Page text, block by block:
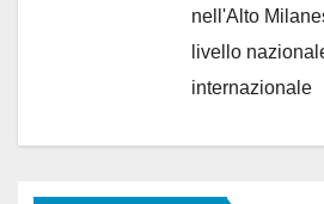
nell'Alto
livello
internazionale